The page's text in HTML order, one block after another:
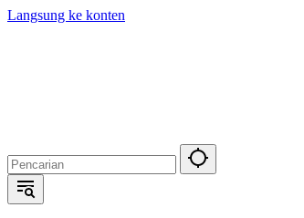
Langsung ke konten